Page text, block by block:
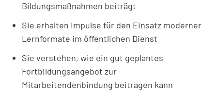
Bildungsmaßnahmen beiträgt
Sie erhalten Impulse für den Einsatz moderner
Lernformate im öffentlichen Dienst
Sie verstehen, wie ein gut geplantes
Fortbildungsangebot zur
Mitarbeitendenbindung beitragen kann